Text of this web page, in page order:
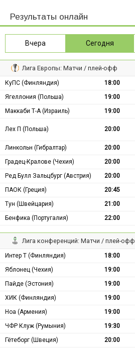
Результаты онлайн
Вчера Сегодня
Лига Европы: Матчи / плей-офф
КуПС (Финляндия) 18:00
Ягеллония (Польша)
19:00
Маккаби Т-А (Израиль)
19:00
Лех П (Польша) 20:00
Линкольн (Гибралтар)
20:00
Градец-Кралове (Чехия)
20:00
Ред Булл Зальцбург (Австрия)
20:00
ПАОК (Греция)
20:45
Тун (Швейцария)
21:00
Бенфика (Португалия)
22:00
Лига конференций: Матчи / плей-офф
Интер Т (Финляндия) 18:00
Яблонец (Чехия)
19:00
Пайде (Эстония)
19:00
ХИК (Финляндия)
19:00
Ноа (Армения)
19:00
ЧФР Клуж (Румыния)
19:30
Гётеборг (Швеция)
20:00